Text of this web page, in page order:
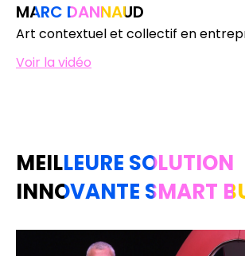
MARC DANNAUD
Art contextuel et collectif en
Voir la vidéo
MEILLEURE SOLUTION
INNOVANTE SMART